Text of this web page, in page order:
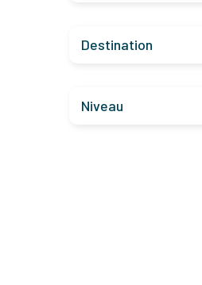
Destination
Niveau